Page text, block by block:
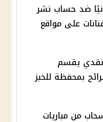
ضد حساب نشر
على مواقع
يقسم
التموين 4 شرائح بمحفظة للخبز
من مباريات